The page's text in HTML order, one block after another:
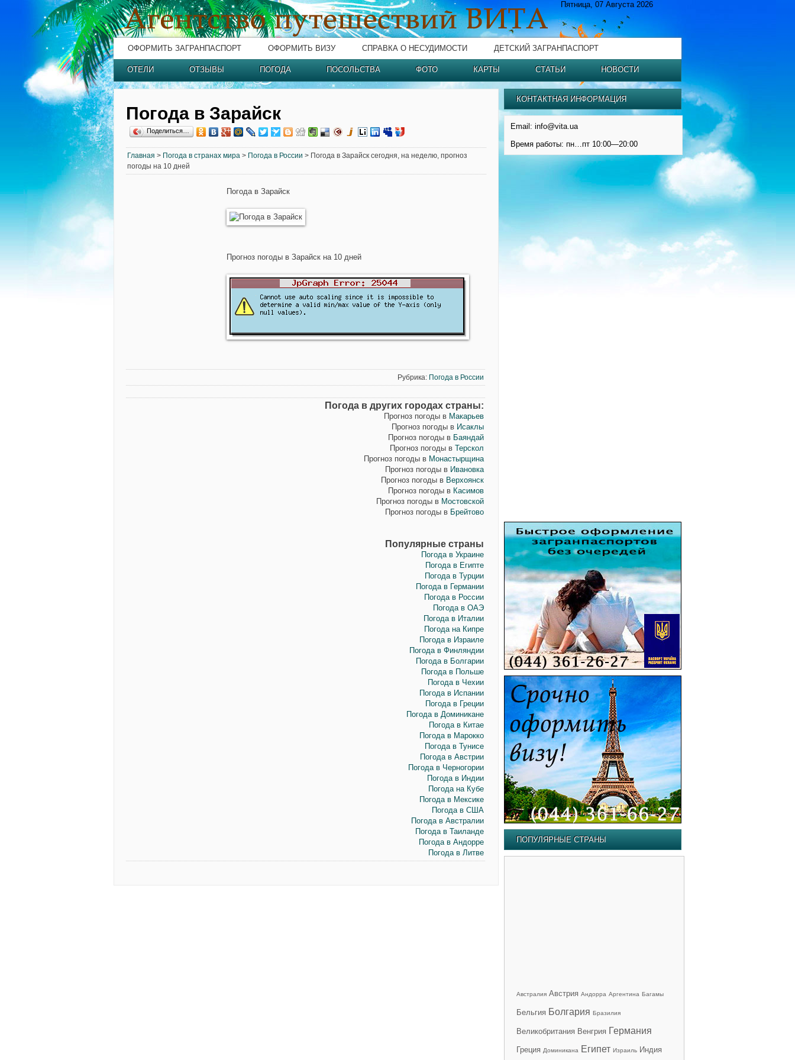
Пятница, 07 Августа 2026
ОФОРМИТЬ ЗАГРАНПАСПОРТ ОФОРМИТЬ ВИЗУ СПРАВКА О НЕСУДИМОСТИ ДЕТСКИЙ ЗАГРАНПАСПОРТ
ОТЕЛИ ОТЗЫВЫ ПОГОДА ПОСОЛЬСТВА ФОТО КАРТЫ СТАТЬИ НОВОСТИ
Погода в Зарайск
Поделиться…
Главная > Погода в странах мира > Погода в России > Погода в Зарайск сегодня, на неделю, прогноз
погоды на 10 дней
Погода в Зарайск
Прогноз погоды в Зарайск на 10 дней
Рубрика: Погода в России
Погода в других городах страны:
Прогноз погоды в Макарьев
Прогноз погоды в Исаклы
Прогноз погоды в Баяндай
Прогноз погоды в Терскол
Прогноз погоды в Монастырщина
Прогноз погоды в Ивановка
Прогноз погоды в Верхоянск
Прогноз погоды в Касимов
Прогноз погоды в Мостовской
Прогноз погоды в Брейтово
Популярные страны
Погода в Украине
Погода в Египте
Погода в Турции
Погода в Германии
Погода в России
Погода в ОАЭ
Погода в Италии
Погода на Кипре
Погода в Израиле
Погода в Финляндии
Погода в Болгарии
Погода в Польше
Погода в Чехии
Погода в Испании
Погода в Греции
Погода в Доминикане
Погода в Китае
Погода в Марокко
Погода в Тунисе
Погода в Австрии
Погода в Черногории
Погода в Индии
Погода на Кубе
Погода в Мексике
Погода в США
Погода в Австралии
Погода в Таиланде
Погода в Андорре
Погода в Литве
КОНТАКТНАЯ ИНФОРМАЦИЯ
Email: info@vita.ua
Время работы: пн…пт 10:00—20:00
ПОПУЛЯРНЫЕ СТРАНЫ
Австралия Австрия Андорра Аргентина Багамы
Бельгия Болгария Бразилия
Великобритания Венгрия Германия
Греция Доминикана Египет Израиль Индия